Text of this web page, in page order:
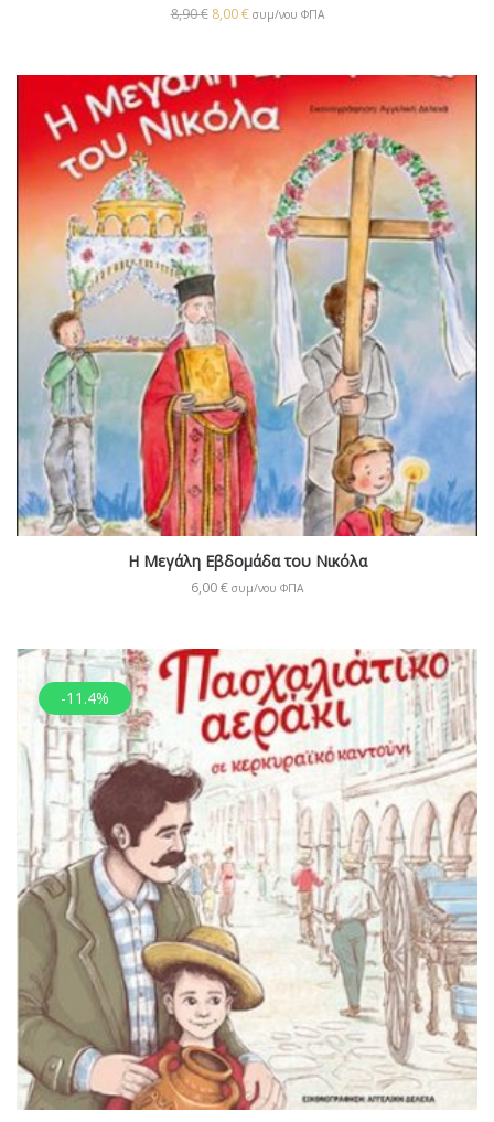
8,90€ 8,00€ συμ/νου ΦΠΑ
Η Μεγάλη Εβδομάδα του Νικόλα
6,00€ συμ/νου ΦΠΑ
-11.4%